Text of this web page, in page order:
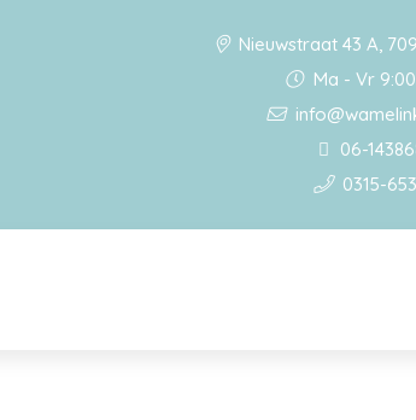
Nieuwstraat 43 A,
Ma - Vr
06-
0315-